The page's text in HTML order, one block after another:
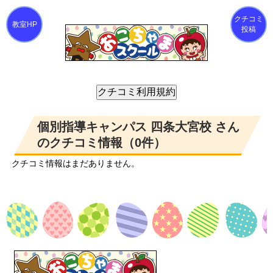
クチコミ
投稿
個別指導キャンパス 四条大宮校 さん
のクチコミ情報（0件）
クチコミ情報はまだありません。